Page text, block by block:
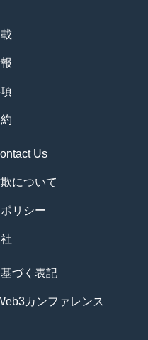
Us
について
リシー
づく表記
カンファレンス